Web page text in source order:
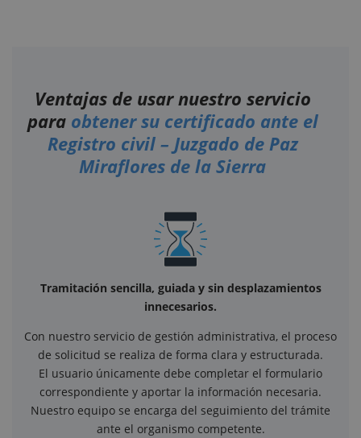
Ventajas de usar nuestro servicio
para obtener su certificado ante el
Registro civil – Juzgado de Paz
Miraflores de la Sierra
Tramitación sencilla, guiada y sin desplazamientos
innecesarios.
Con nuestro servicio de gestión administrativa, el proceso
de solicitud se realiza de forma clara y estructurada.
El usuario únicamente debe completar el formulario
correspondiente y aportar la información necesaria.
Nuestro equipo se encarga del seguimiento del trámite
ante el organismo competente.